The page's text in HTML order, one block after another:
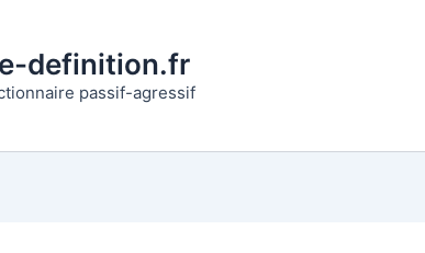
definition.fr
passif-agressif